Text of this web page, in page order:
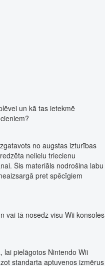
un kā tas ietekmē
no augstas izturības
nelielu triecienu
Šis materiāls nodrošina labu
pret spēcīgiem
vai tā nosedz visu Wii konsoles
lai pielāgotos Nintendo Wii
standarta aptuvenos izmērus